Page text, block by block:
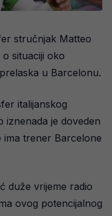
stručnjak Matteo
situaciji oko
u Barcelonu.
italijanskog
iznenada je doveden
trener Barcelone
duže vrijeme radio
ovog potencijalnog